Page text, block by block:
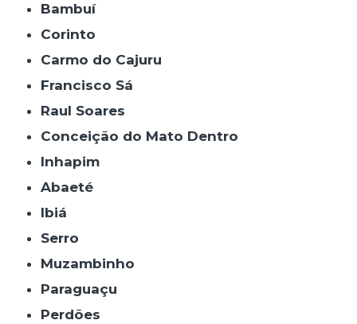
Bambuí
Corinto
Carmo do Cajuru
Francisco Sá
Raul Soares
Conceição do Mato Dentro
Inhapim
Abaeté
Ibiá
Serro
Muzambinho
Paraguaçu
Perdões